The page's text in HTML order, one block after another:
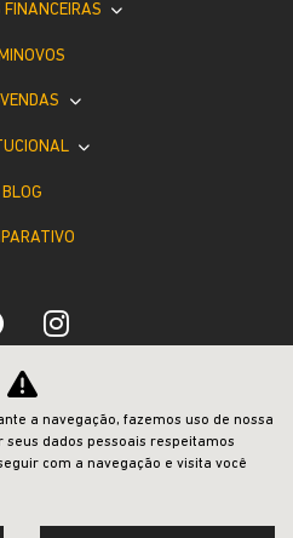
FINANCEIRAS
BLOG
bem maior é a vida.
a navegação, fazemos uso de nossa
seus dados pessoais respeitamos
com a navegação e visita você